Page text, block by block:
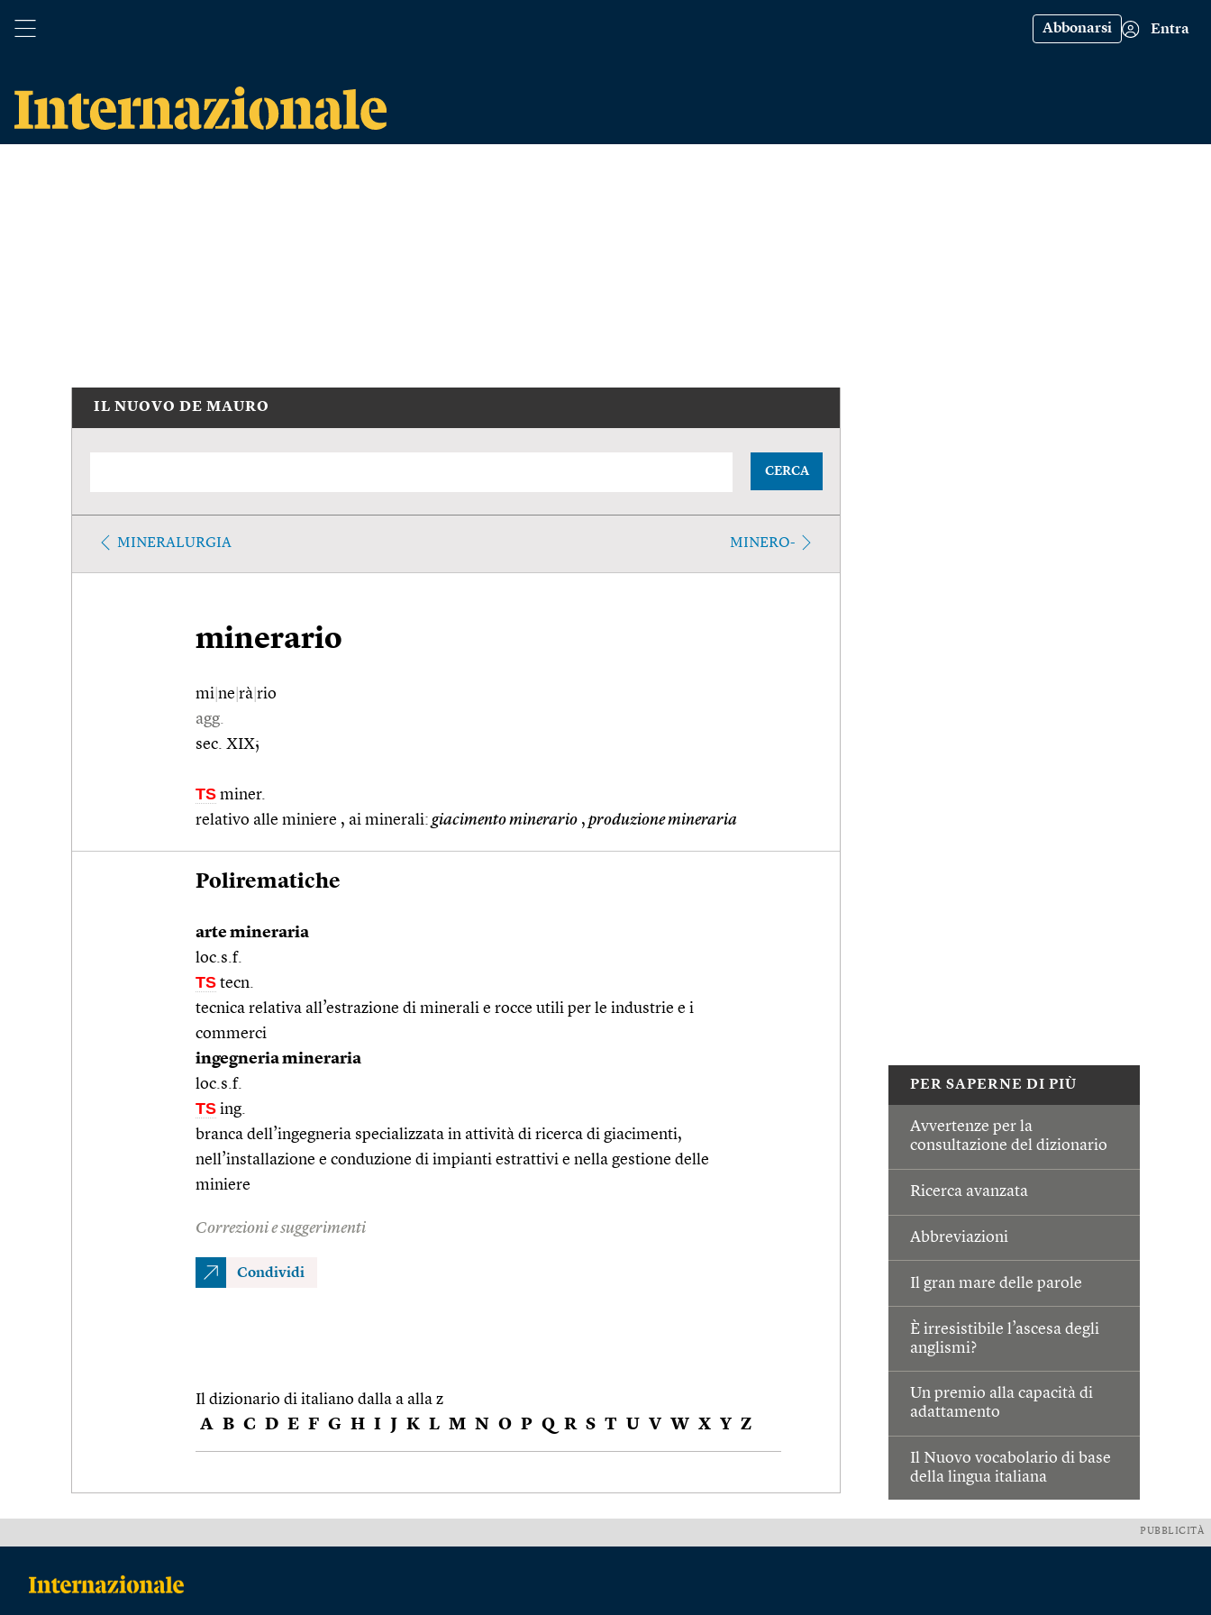
Abbonarsi Entra
PER SAPERNE DI PIÙ
Avvertenze per la
consultazione del dizionario
Ricerca avanzata
Abbreviazioni
Il gran mare delle parole
È irresistibile l’ascesa degli
anglismi?
Un premio alla capacità di
adattamento
Il Nuovo vocabolario di base
della lingua italiana
IL NUOVO DE MAURO
CERCA
MINERALURGIA MINERO-
minerario
mi ne rà rio
agg.
sec. XIX;
TS miner.
relativo alle miniere , ai minerali: giacimento minerario , produzione mineraria
Polirematiche
arte mineraria
loc.s.f.
TS tecn.
tecnica relativa all’estrazione di minerali e rocce utili per le industrie e i
commerci
ingegneria mineraria
loc.s.f.
TS ing.
branca dell’ingegneria specializzata in attività di ricerca di giacimenti,
nell’installazione e conduzione di impianti estrattivi e nella gestione delle
miniere
Correzioni e suggerimenti
Condividi
Il dizionario di italiano dalla a alla z
A B C D E F G H I J K L M N O P Q R S T U V W X Y Z
PUBBLICITÀ